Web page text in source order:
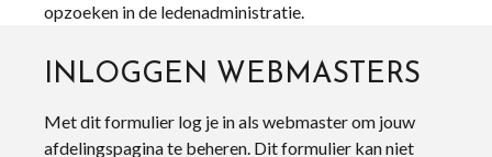
opzoeken in de ledenadministratie.
INLOGGEN WEBMASTERS
Met dit formulier log je in als webmaster om jouw
afdelingspagina te beheren. Dit formulier kan niet